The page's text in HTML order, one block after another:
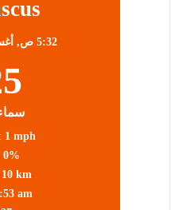
5:32 ص,
1 mph
0%
10 km
am